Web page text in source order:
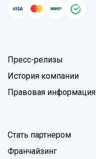
Пресс-релизы
История компании
Правовая информация
Стать партнером
Франчайзинг